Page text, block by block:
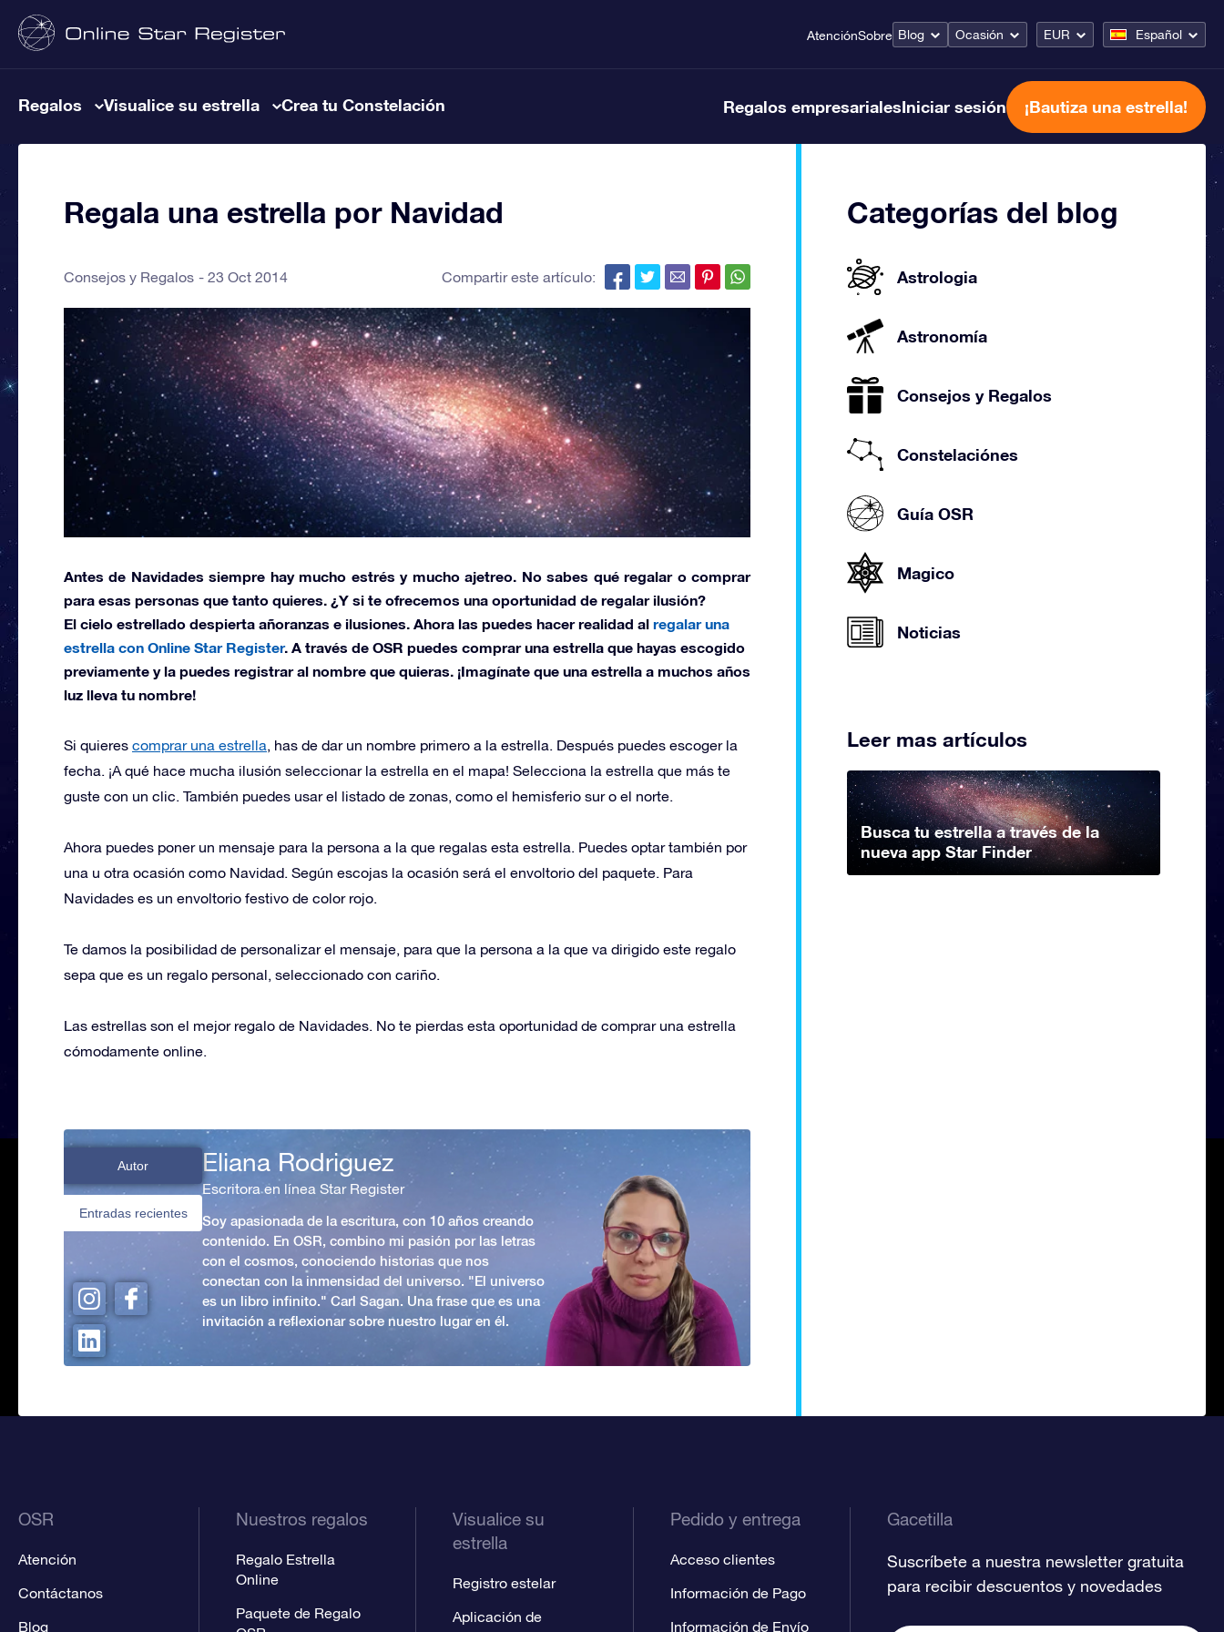
AtenciónSobre Blog Ocasión EUR Español
Regalos Visualice su estrella Crea tu Constelación Regalos empresarialesIniciar sesión ¡Bautiza una estrella!
Regala una estrella por Navidad
Consejos y Regalos 23 Oct 2014 Compartir este artículo:
Antes de Navidades siempre hay mucho estrés y mucho ajetreo. No sabes qué regalar o comprar
para esas personas que tanto quieres. ¿Y si te ofrecemos una oportunidad de regalar ilusión?
El cielo estrellado despierta añoranzas e ilusiones. Ahora las puedes hacer realidad al regalar una
estrella con Online Star Register. A través de OSR puedes comprar una estrella que hayas escogido
previamente y la puedes registrar al nombre que quieras. ¡Imagínate que una estrella a muchos años
luz lleva tu nombre!
Si quieres comprar una estrella, has de dar un nombre primero a la estrella. Después puedes escoger la
fecha. ¡A qué hace mucha ilusión seleccionar la estrella en el mapa! Selecciona la estrella que más te
guste con un clic. También puedes usar el listado de zonas, como el hemisferio sur o el norte.
Ahora puedes poner un mensaje para la persona a la que regalas esta estrella. Puedes optar también por
una u otra ocasión como Navidad. Según escojas la ocasión será el envoltorio del paquete. Para
Navidades es un envoltorio festivo de color rojo.
Te damos la posibilidad de personalizar el mensaje, para que la persona a la que va dirigido este regalo
sepa que es un regalo personal, seleccionado con cariño.
Las estrellas son el mejor regalo de Navidades. No te pierdas esta oportunidad de comprar una estrella
cómodamente online.
Autor
Entradas recientes
Eliana Rodriguez
Escritora en línea Star Register
Soy apasionada de la escritura, con 10 años creando
contenido. En OSR, combino mi pasión por las letras
con el cosmos, conociendo historias que nos
conectan con la inmensidad del universo. "El universo
es un libro infinito." Carl Sagan. Una frase que es una
invitación a reflexionar sobre nuestro lugar en él.
Categorías del blog
Astrologia
Astronomía
Consejos y Regalos
Constelaciónes
Guía OSR
Magico
Noticias
Leer mas artículos
Busca tu estrella a través de la
nueva app Star Finder
OSR
Atención
Contáctanos
Blog
Nuestros regalos
Regalo Estrella
Online
Paquete de Regalo
Visualice su
estrella
Registro estelar
Aplicación de
Pedido y entrega
Acceso clientes
Información de Pago
Información de Envío
Gacetilla
Suscríbete a nuestra newsletter gratuita
para recibir descuentos y novedades